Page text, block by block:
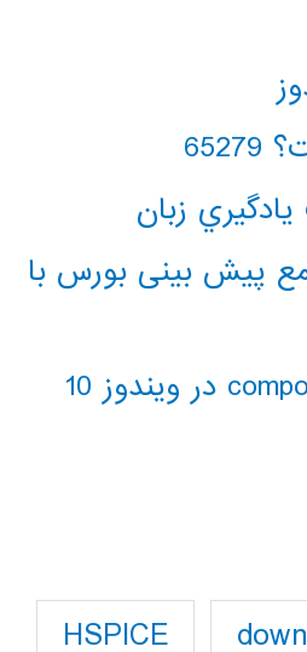
زبان
پیش بینی بورس با
HSPICE